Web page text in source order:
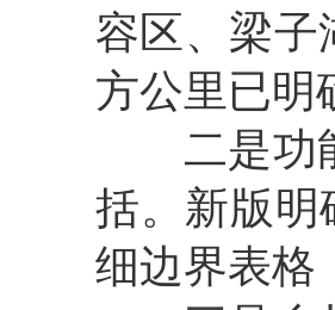
容区、梁子
方公里已明
二是功
括。新版明
细边界表格